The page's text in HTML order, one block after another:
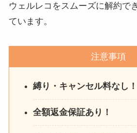
ウェルレコをスムーズに解約で
ています。
注意事項
縛り・キャンセル料なし！
全額返金保証あり！